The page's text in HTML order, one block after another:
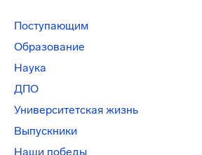
Поступающим
Образование
Наука
ДПО
Университетская жизнь
Выпускники
Наши победы